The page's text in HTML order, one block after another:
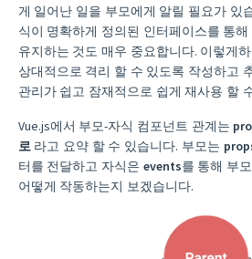
게 일어난 일을 부모에게 알릴 필요가 있
식이 명확하게 정의된 인터페이스를 통
유지하는 것도 매우 중요합니다. 이렇게
상대적으로 격리 할 수 있도록 작성하고
관리가 쉽고 잠재적으로 쉽게 재사용 할
Vue.js에서 부모-자식 컴포넌트 관계는
로라고 요약 할 수 있습니다. 부모는
터를 전달하고 자식은 events를 통해 부
어떻게 작동하는지 보겠습니다.